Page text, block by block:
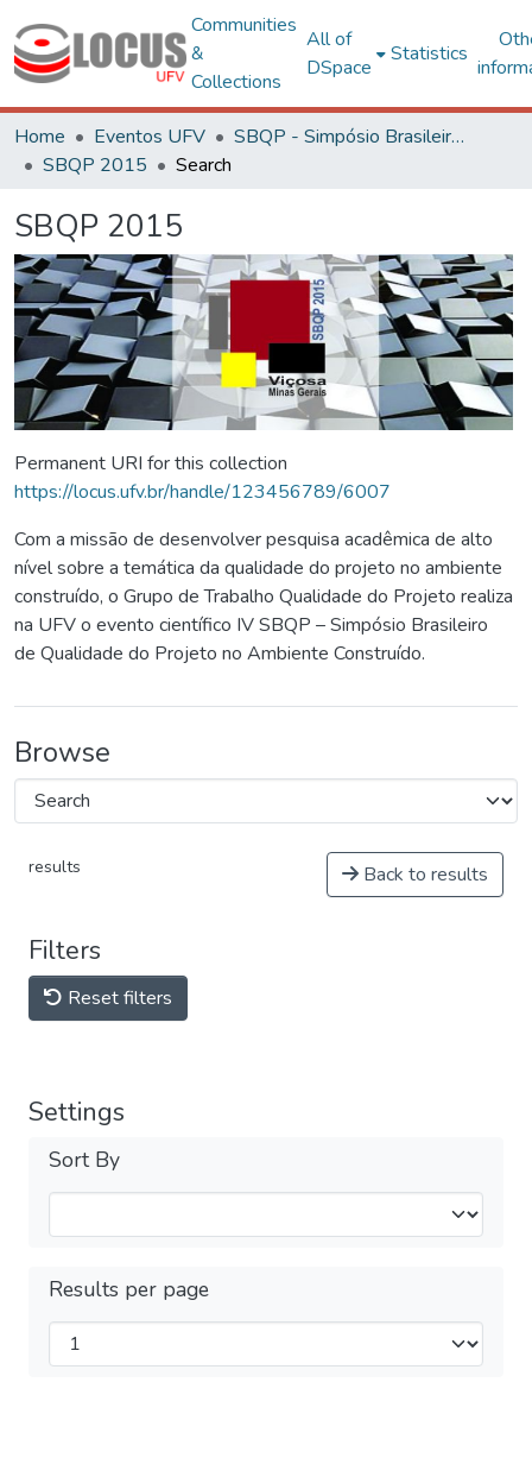
Communities
&
Collections
All of
DSpace
Statistics
Home Eventos UFV
SBQP - Simpósio Brasileiro de Qualidade do Projeto no Ambiente Construído
SBQP 2015
Search
SBQP 2015
Permanent URI for this collection
https://locus.ufv.br/handle/123456789/6007
Com a missão de desenvolver pesquisa acadêmica de alto
nível sobre a temática da qualidade do projeto no ambiente
construído, o Grupo de Trabalho Qualidade do Projeto realiza
na UFV o evento científico IV SBQP – Simpósio Brasileiro
de Qualidade do Projeto no Ambiente Construído.
Browse
results Back to results
Filters
Reset filters
Settings
Sort By
Results per page